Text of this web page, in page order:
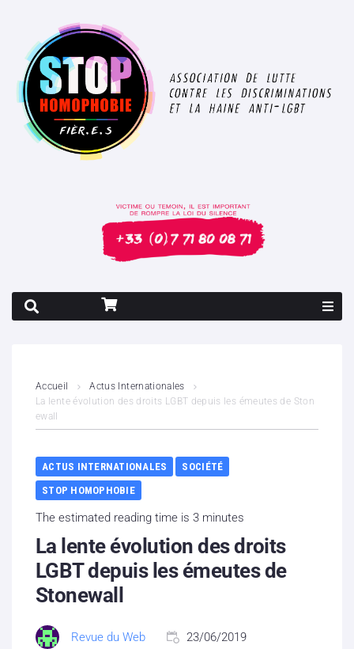
Contenus litigieux
Nous soutenir
Boutique
Partenaires
Contacts
Accueil
Actus Internationales
La lente évolution des droits LGBT depuis les émeutes de Ston
ewall
ACTUS INTERNATIONALES
SOCIÉTÉ
STOP HOMOPHOBIE
The estimated reading time is 3 minutes
La lente évolution des droits
LGBT depuis les émeutes de
Stonewall
Revue du Web 23/06/2019